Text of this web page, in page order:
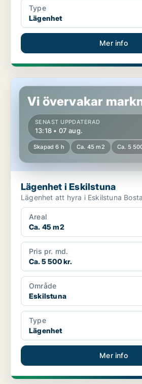
Type
Lägenhet
Mer info
Lägenhet i Eskilstuna
Vi övervakar
SENAST UPPDATERAD
13:18 • 07 aug.
Skapad 6 h Ca. 45 m2 Ca. 5
Lägenhet i Eskilstuna
Lägenhet
Areal
Ca. 45 m2
Pris pr. md.
Ca. 5 500 kr.
Område
Eskilstuna
Type
Lägenhet
Mer info